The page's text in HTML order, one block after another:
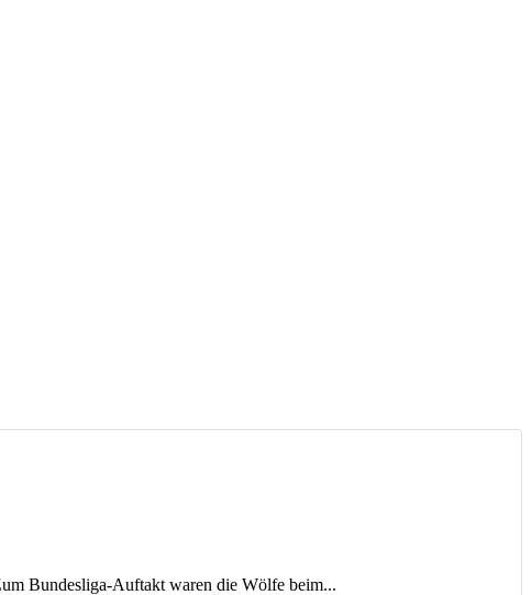
Bundesliga-Auftakt waren die Wölfe beim...